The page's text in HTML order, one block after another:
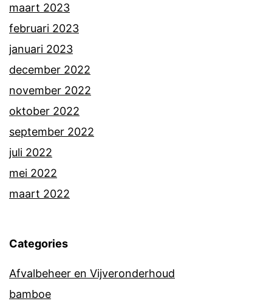
maart 2023
februari 2023
januari 2023
december 2022
november 2022
oktober 2022
september 2022
juli 2022
mei 2022
maart 2022
Categories
Afvalbeheer en Vijveronderhoud
bamboe